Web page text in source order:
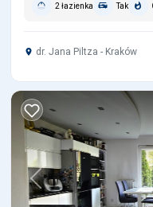
2 łazienka Tak
dr. Jana Piltza - Kraków
Previous